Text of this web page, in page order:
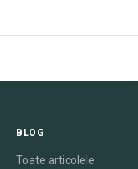
BLOG
Toate articolele